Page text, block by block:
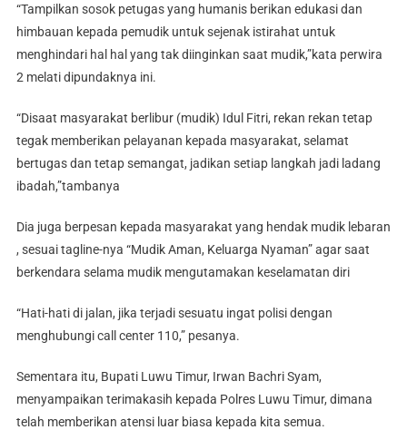
“Tampilkan sosok petugas yang humanis berikan edukasi dan
himbauan kepada pemudik untuk sejenak istirahat untuk
menghindari hal hal yang tak diinginkan saat mudik,”kata perwira
2 melati dipundaknya ini.
“Disaat masyarakat berlibur (mudik) Idul Fitri, rekan rekan tetap
tegak memberikan pelayanan kepada masyarakat, selamat
bertugas dan tetap semangat, jadikan setiap langkah jadi ladang
ibadah,”tambanya
Dia juga berpesan kepada masyarakat yang hendak mudik lebaran
, sesuai tagline-nya “Mudik Aman, Keluarga Nyaman” agar saat
berkendara selama mudik mengutamakan keselamatan diri
“Hati-hati di jalan, jika terjadi sesuatu ingat polisi dengan
menghubungi call center 110,” pesanya.
Sementara itu, Bupati Luwu Timur, Irwan Bachri Syam,
menyampaikan terimakasih kepada Polres Luwu Timur, dimana
telah memberikan atensi luar biasa kepada kita semua.